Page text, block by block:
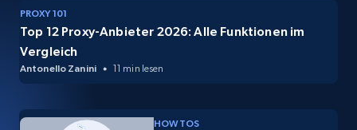
PROXY 101
Top 12 Proxy-Anbieter 2026: Alle Funktionen im
Vergleich
Antonello Zanini 11 min lesen
HOW TOS